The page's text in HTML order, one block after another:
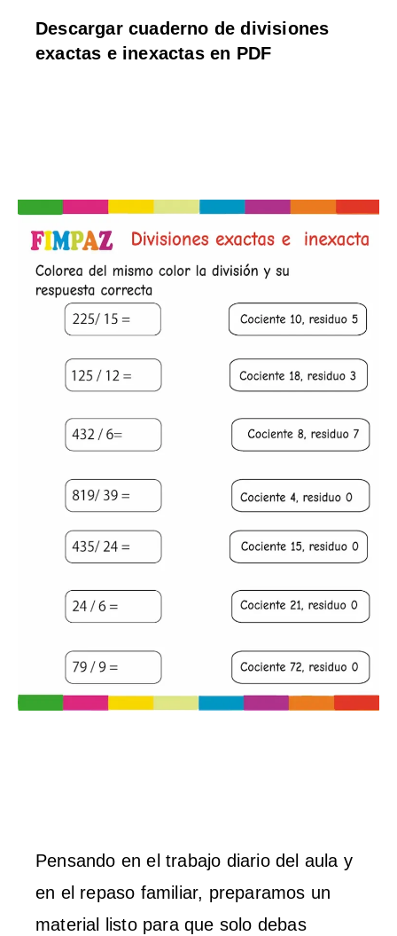
Descargar cuaderno de divisiones
exactas e inexactas en PDF
Pensando en el trabajo diario del aula y
en el repaso familiar, preparamos un
material listo para que solo debas